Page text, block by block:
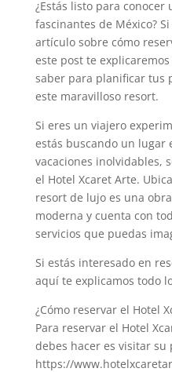
¿Estás listo para conocer
fascinantes de México?
artículo sobre cómo
este post te
saber para planificar tus
este maravilloso resort.
Si eres un viajero
estás buscando un lugar
vacaciones inolvidables,
el Hotel Xcaret Arte.
resort de lujo es una
moderna y cuenta con
servicios que puedas
Si estás interesado en
aquí te explicamos todo
¿Cómo reservar el Hotel
Para reservar el Hotel
debes hacer es visitar su
https://